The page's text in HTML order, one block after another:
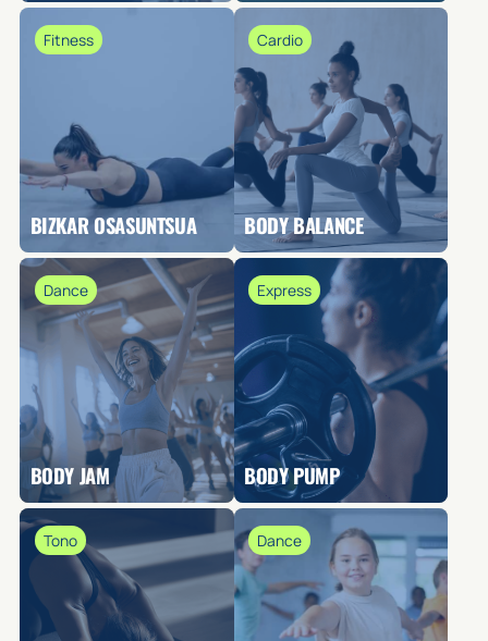
Fitness
BIZKAR OSASUNTSUA
Cardio
BODY BALANCE
Dance
BODY JAM
Express
BODY PUMP
Tono Dance